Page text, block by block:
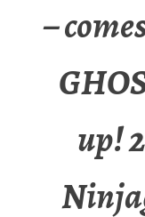
–
up!